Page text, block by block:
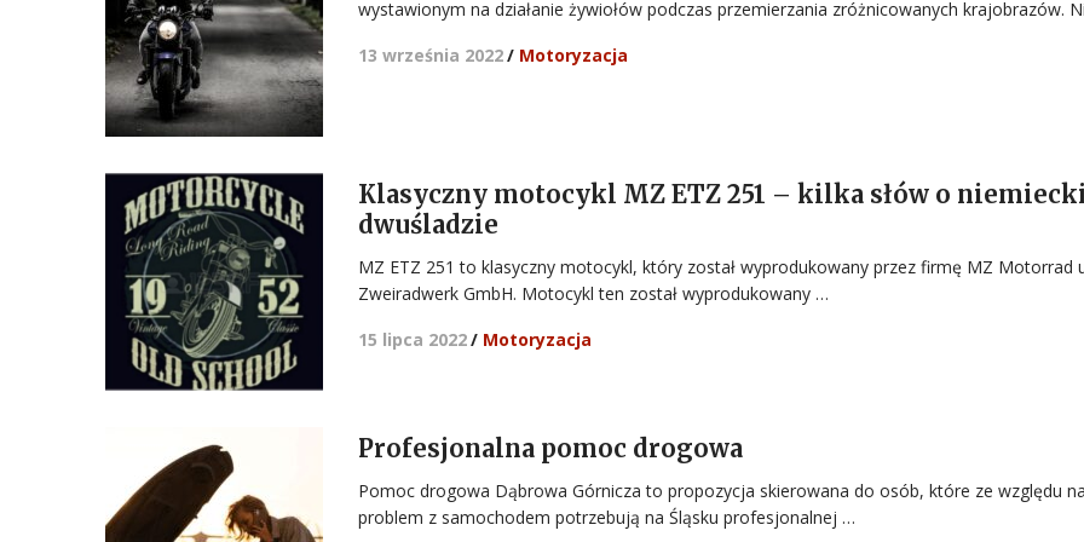
wystawionym na działanie żywiołów podczas przemierzania zróżnicowanych krajobrazów.
13 września 2022/ Motoryzacja
Klasyczny motocykl MZ ETZ 251 – kilka słów o
dwuśladzie
MZ ETZ 251 to klasyczny motocykl, który został wyprodukowany przez firmę MZ Motorrad
Zweiradwerk GmbH. Motocykl ten został wyprodukowany …
15 lipca 2022/ Motoryzacja
Profesjonalna pomoc drogowa
Pomoc drogowa Dąbrowa Górnicza to propozycja skierowana do osób, które ze względu na
problem z samochodem potrzebują na Śląsku profesjonalnej …